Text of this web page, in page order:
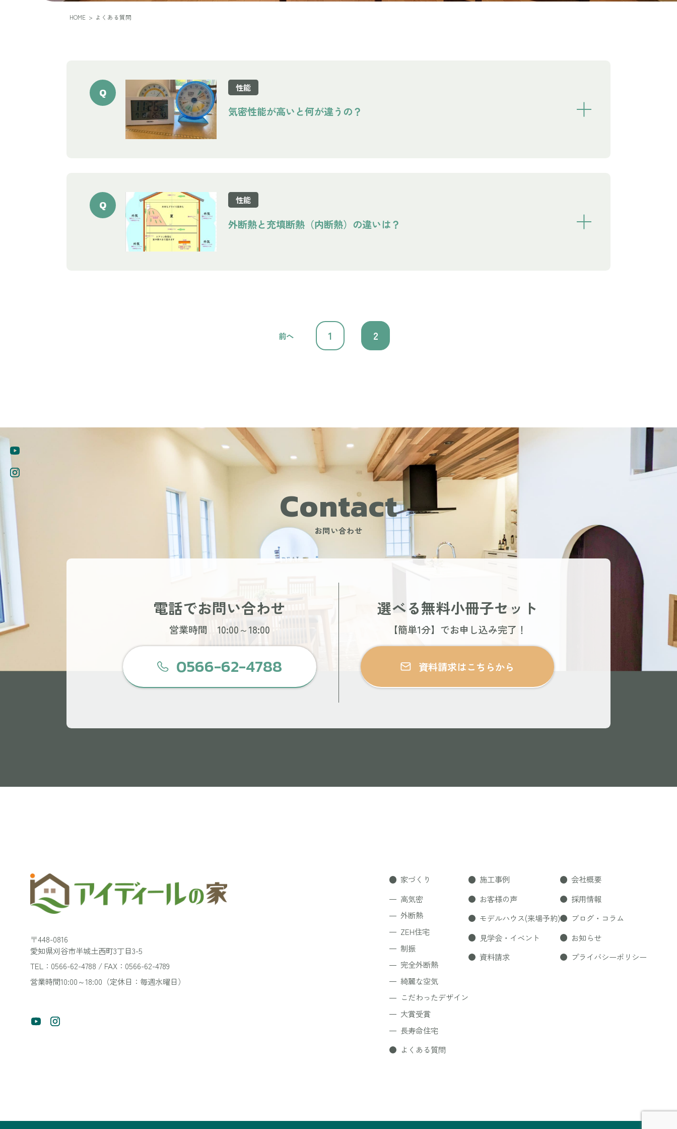
HOME > よくある質問
性能
気密性能が高いと何が違うの？
性能
外断熱と充填断熱（内断熱）の違いは？
前へ 1 2
Contact
お問い合わせ
電話でお問い合わせ
営業時間 10:00～18:00
0566-62-4788
選べる無料小冊子セット
【簡単1分】でお申し込み完了！
資料請求はこちらから
〒448-0816
愛知県刈谷市半城土西町3丁目3-5
TEL：0566-62-4788 / FAX：0566-62-4789
営業時間10:00～18:00（定休日：毎週水曜日）
家づくり
高気密
外断熱
ZEH住宅
制振
完全外断熱
綺麗な空気
こだわったデザイン
大賞受賞
長寿命住宅
よくある質問
施工事例
お客様の声
モデルハウス(来場予約)
見学会・イベント
資料請求
会社概要
採用情報
ブログ・コラム
お知らせ
プライバシーポリシー